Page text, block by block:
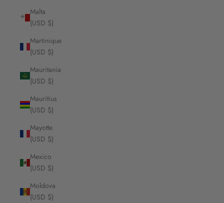
Malta
(USD $)
Martinique
(USD $)
Mauritania
(USD $)
Mauritius
(USD $)
Mayotte
(USD $)
Mexico
(USD $)
Moldova
(USD $)